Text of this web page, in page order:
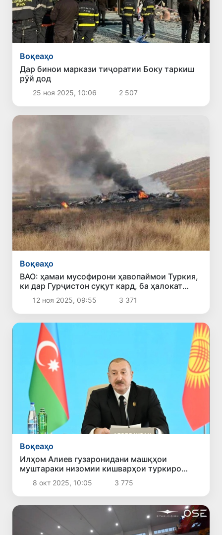
Воқеаҳо
Дар бинои маркази тиҷоратии Боку таркиш
рӯй дод
25 ноя 2025, 10:06 2 507
Воқеаҳо
ВАО: ҳамаи мусофирони ҳавопаймои Туркия,
ки дар Гурҷистон суқут кард, ба ҳалокат
расиданд
12 ноя 2025, 09:55 3 371
Воқеаҳо
Илҳом Алиев гузаронидани машқҳои
муштараки низомии кишварҳои туркиро
пешниҳод кард
8 окт 2025, 10:05 3 775